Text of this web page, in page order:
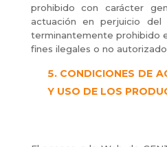
prohibido con carácter
actuación en perjuicio del
terminantemente prohibido
fines ilegales o no
CONDICIONES DE
Y USO DE LOS